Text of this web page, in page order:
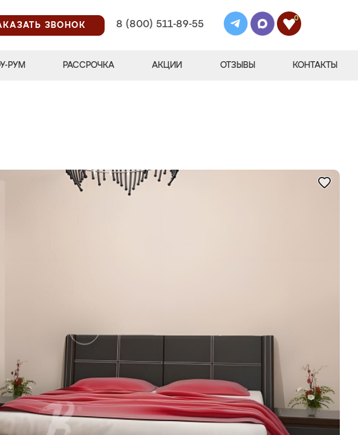
ЗВОНОК
8 (800) 511-89-55
0
РУМ РАССРОЧКА АКЦИИ ОТЗЫВЫ КОНТАКТЫ